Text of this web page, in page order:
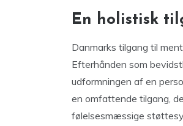
En holistisk
Danmarks tilgang til
Efterhånden som
udformningen af en
en omfattende tilgang,
følelsesmæssige